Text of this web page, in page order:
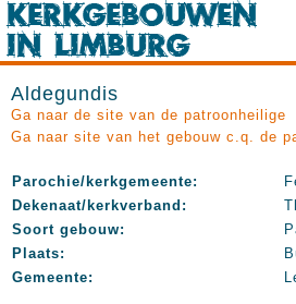
Aldegundis
Ga naar de site van de patroonheilige
Ga naar site van het gebouw c.q. de
Parochie/kerkgemeente:
Dekenaat/kerkverband:
Soort gebouw:
Plaats:
Gemeente: